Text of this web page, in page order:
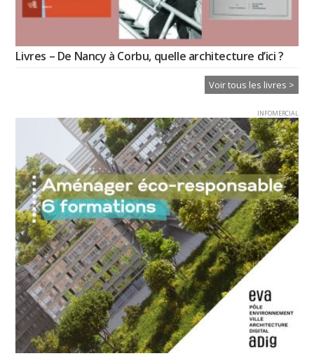
Livres – De Nancy à Corbu, quelle architecture d’ici ?
Voir tous les livres >
INFOMERCIAL